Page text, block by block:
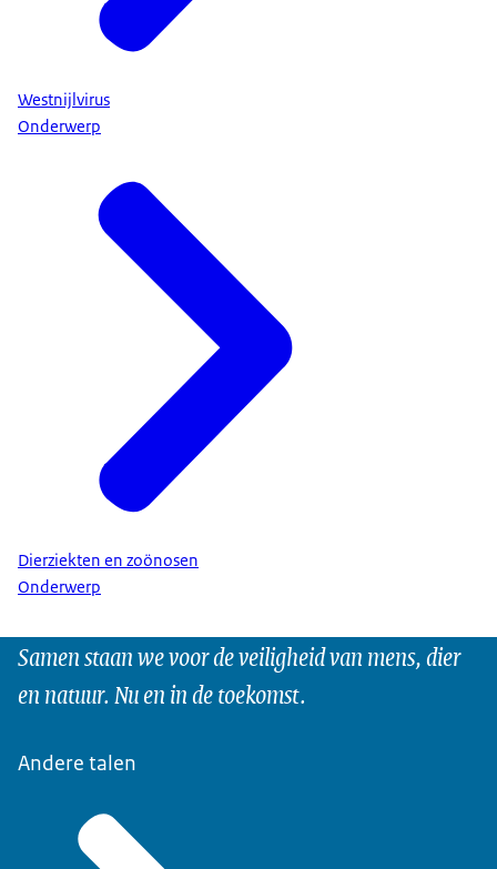
Westnijlvirus
Onderwerp
Dierziekten en zoönosen
Onderwerp
Samen staan we voor de veiligheid van mens, dier
en natuur. Nu en in de toekomst.
Andere talen